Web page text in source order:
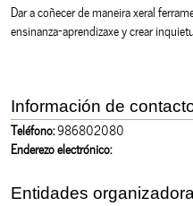
Dar a coñecer de maneira xeral
ensinanza-aprendizaxe y crear
Información de
Teléfono:986802080
Enderezo electrónico:
Entidades